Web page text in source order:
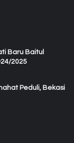
Baru Baitul
2025
Peduli, Bekasi